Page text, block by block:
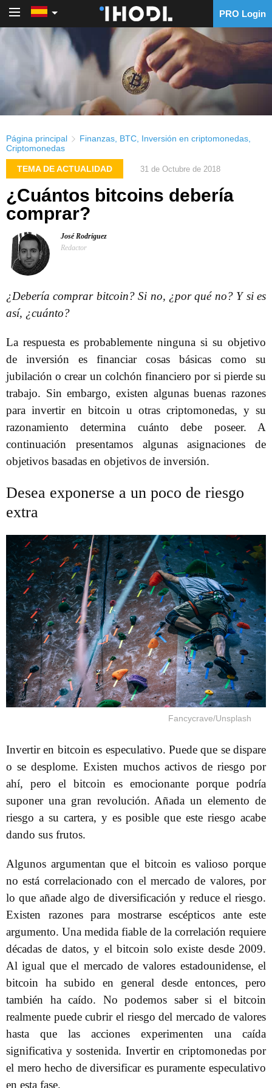
PRO Login
Página principal Finanzas BTC Inversión en criptomonedas
Criptomonedas
TEMA DE ACTUALIDAD 31 de Octubre de 2018
¿Cuántos bitcoins debería
comprar?
José Rodríguez
Redactor
¿Debería comprar bitcoin? Si no, ¿por qué no? Y si es
así, ¿cuánto?
La respuesta es probablemente ninguna si su objetivo
de inversión es financiar cosas básicas como su
jubilación o crear un colchón financiero por si pierde su
trabajo. Sin embargo, existen algunas buenas razones
para invertir en bitcoin u otras criptomonedas, y su
razonamiento determina cuánto debe poseer. A
continuación presentamos algunas asignaciones de
objetivos basadas en objetivos de inversión.
Desea exponerse a un poco de riesgo
extra
Fancycrave/Unsplash
Invertir en bitcoin es especulativo. Puede que se dispare
o se desplome. Existen muchos activos de riesgo por
ahí, pero el bitcoin es emocionante porque podría
suponer una gran revolución. Añada un elemento de
riesgo a su cartera, y es posible que este riesgo acabe
dando sus frutos.
Algunos argumentan que el bitcoin es valioso porque
no está correlacionado con el mercado de valores, por
lo que añade algo de diversificación y reduce el riesgo.
Existen razones para mostrarse escépticos ante este
argumento. Una medida fiable de la correlación requiere
décadas de datos, y el bitcoin solo existe desde 2009.
Al igual que el mercado de valores estadounidense, el
bitcoin ha subido en general desde entonces, pero
también ha caído. No podemos saber si el bitcoin
realmente puede cubrir el riesgo del mercado de valores
hasta que las acciones experimenten una caída
significativa y sostenida. Invertir en criptomonedas por
el mero hecho de diversificar es puramente especulativo
en esta fase.